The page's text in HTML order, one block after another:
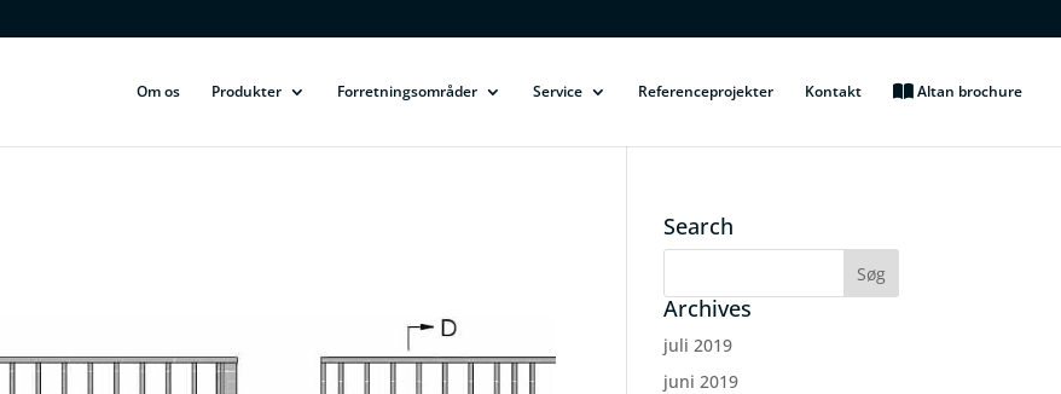
Om os Produkter Forretningsområder Service Referenceprojekter Kontakt Altan brochure
Search
Archives
juli 2019
juni 2019